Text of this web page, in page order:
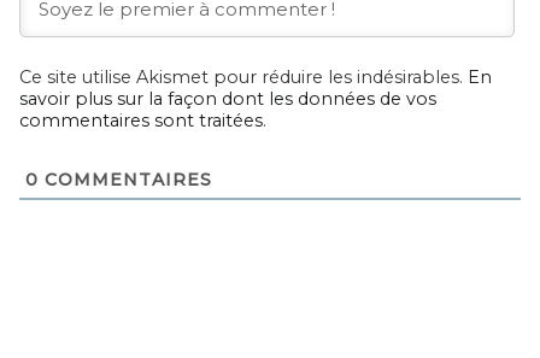
Ce site utilise Akismet pour réduire les indésirables. En
savoir plus sur la façon dont les données de vos
commentaires sont traitées.
0 COMMENTAIRES